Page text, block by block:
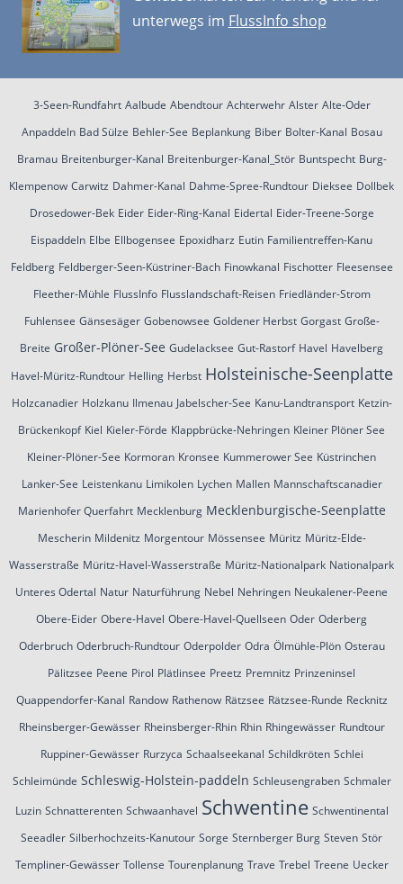
unterwegs im FlussInfo shop
3-Seen-Rundfahrt Aalbude Abendtour Achterwehr Alster Alte-Oder
Anpaddeln Bad Sülze Behler-See Beplankung Biber Bolter-Kanal Bosau
Bramau Breitenburger-Kanal Breitenburger-Kanal_Stör Buntspecht Burg-
Klempenow Carwitz Dahmer-Kanal Dahme-Spree-Rundtour Dieksee Dollbek
Drosedower-Bek Eider Eider-Ring-Kanal Eidertal Eider-Treene-Sorge
Eispaddeln Elbe Ellbogensee Epoxidharz Eutin Familientreffen-Kanu
Feldberg Feldberger-Seen-Küstriner-Bach Finowkanal Fischotter Fleesensee
Fleether-Mühle FlussInfo Flusslandschaft-Reisen Friedländer-Strom
Fuhlensee Gänsesäger Gobenowsee Goldener Herbst Gorgast Große-
Breite Großer-Plöner-See Gudelacksee Gut-Rastorf Havel Havelberg
Havel-Müritz-Rundtour Helling Herbst Holsteinische-Seenplatte
Holzcanadier Holzkanu Ilmenau Jabelscher-See Kanu-Landtransport Ketzin-
Brückenkopf Kiel Kieler-Förde Klappbrücke-Nehringen Kleiner Plöner See
Kleiner-Plöner-See Kormoran Kronsee Kummerower See Küstrinchen
Lanker-See Leistenkanu Limikolen Lychen Mallen Mannschaftscanadier
Marienhofer Querfahrt Mecklenburg Mecklenburgische-Seenplatte
Mescherin Mildenitz Morgentour Mössensee Müritz Müritz-Elde-
Wasserstraße Müritz-Havel-Wasserstraße Müritz-Nationalpark Nationalpark
Unteres Odertal Natur Naturführung Nebel Nehringen Neukalener-Peene
Obere-Eider Obere-Havel Obere-Havel-Quellseen Oder Oderberg
Oderbruch Oderbruch-Rundtour Oderpolder Odra Ölmühle-Plön Osterau
Pälitzsee Peene Pirol Plätlinsee Preetz Premnitz Prinzeninsel
Quappendorfer-Kanal Randow Rathenow Rätzsee Rätzsee-Runde Recknitz
Rheinsberger-Gewässer Rheinsberger-Rhin Rhin Rhingewässer Rundtour
Ruppiner-Gewässer Rurzyca Schaalseekanal Schildkröten Schlei
Schleimünde Schleswig-Holstein-paddeln Schleusengraben Schmaler
Luzin Schnatterenten Schwaanhavel Schwentine Schwentinental
Seeadler Silberhochzeits-Kanutour Sorge Sternberger Burg Steven Stör
Templiner-Gewässer Tollense Tourenplanung Trave Trebel Treene Uecker